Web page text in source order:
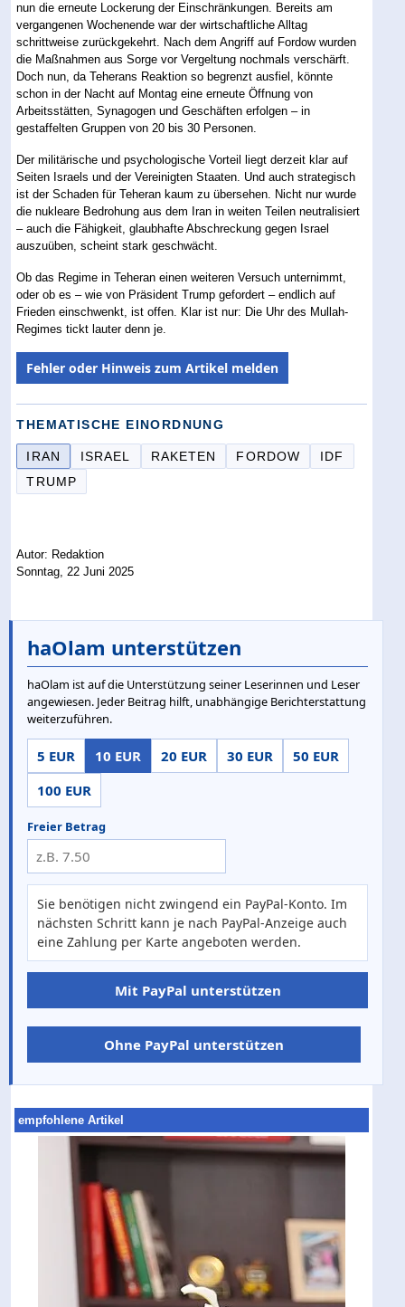
nun die erneute Lockerung der Einschränkungen. Bereits am
vergangenen Wochenende war der wirtschaftliche Alltag
schrittweise zurückgekehrt. Nach dem Angriff auf Fordow wurden
die Maßnahmen aus Sorge vor Vergeltung nochmals verschärft.
Doch nun, da Teherans Reaktion so begrenzt ausfiel, könnte
schon in der Nacht auf Montag eine erneute Öffnung von
Arbeitsstätten, Synagogen und Geschäften erfolgen – in
gestaffelten Gruppen von 20 bis 30 Personen.
Der militärische und psychologische Vorteil liegt derzeit klar auf
Seiten Israels und der Vereinigten Staaten. Und auch strategisch
ist der Schaden für Teheran kaum zu übersehen. Nicht nur wurde
die nukleare Bedrohung aus dem Iran in weiten Teilen neutralisiert
– auch die Fähigkeit, glaubhafte Abschreckung gegen Israel
auszuüben, scheint stark geschwächt.
Ob das Regime in Teheran einen weiteren Versuch unternimmt,
oder ob es – wie von Präsident Trump gefordert – endlich auf
Frieden einschwenkt, ist offen. Klar ist nur: Die Uhr des Mullah-
Regimes tickt lauter denn je.
Fehler oder Hinweis zum Artikel melden
THEMATISCHE EINORDNUNG
IRAN ISRAEL RAKETEN FORDOW
IDF
TRUMP
Autor: Redaktion
Sonntag, 22 Juni 2025
haOlam unterstützen
haOlam ist auf die Unterstützung seiner Leserinnen und Leser
angewiesen. Jeder Beitrag hilft, unabhängige Berichterstattung
weiterzuführen.
5 EUR 10 EUR 20 EUR 30 EUR
50 EUR
100 EUR
Freier Betrag
Sie benötigen nicht zwingend ein PayPal-Konto. Im
nächsten Schritt kann je nach PayPal-Anzeige auch
eine Zahlung per Karte angeboten werden.
Mit PayPal unterstützen
Ohne PayPal unterstützen
empfohlene Artikel